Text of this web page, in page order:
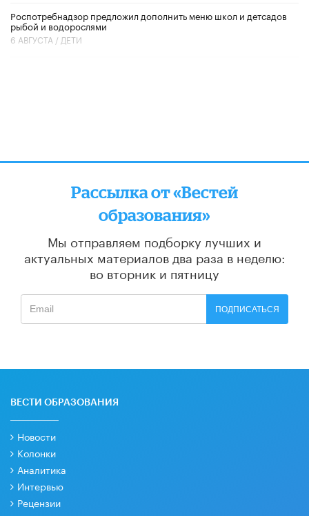
Роспотребнадзор предложил дополнить меню школ и детсадов
рыбой и водорослями
6 АВГУСТА / ДЕТИ
Рассылка от «Вестей
образования»
Мы отправляем подборку лучших и
актуальных материалов два раза в неделю:
во вторник и пятницу
ПОДПИСАТЬСЯ
ВЕСТИ ОБРАЗОВАНИЯ
Новости
Колонки
Аналитика
Интервью
Рецензии